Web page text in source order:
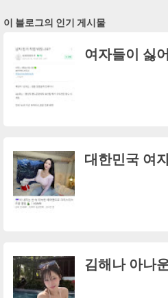
이 블로그의 인기 게시물
여자들이 싫
대한민국 여
김해나 아나